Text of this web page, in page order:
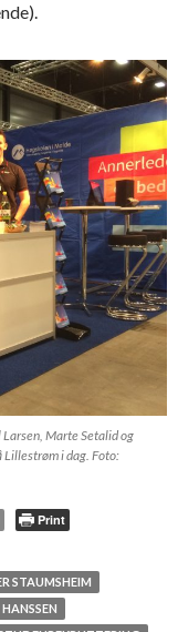
Marte Setalid og
Lillestrøm i dag. Foto:
Print
STAUMSHEIM